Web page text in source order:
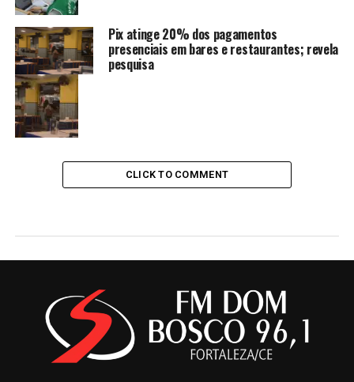
Pix atinge 20% dos pagamentos
presenciais em bares e restaurantes; revela
pesquisa
CLICK TO COMMENT